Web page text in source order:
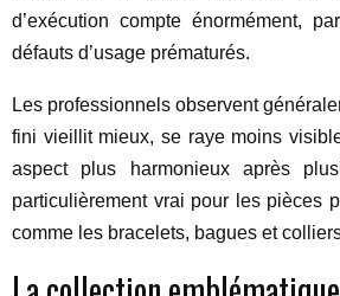
d’exécution compte énormément,
défauts d’usage prématurés.
Les professionnels observent
fini vieillit mieux, se raye moins
aspect plus harmonieux après
particulièrement vrai pour les pièces
comme les bracelets, bagues et